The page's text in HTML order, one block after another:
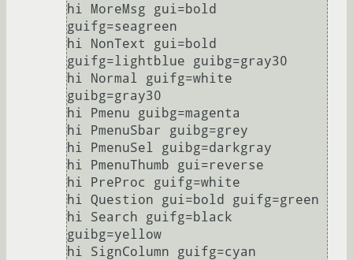
hi MoreMsg gui=bold
guifg=seagreen
hi NonText gui=bold
guifg=lightblue guibg=gray30
hi Normal guifg=white
guibg=gray30
hi Pmenu guibg=magenta
hi PmenuSbar guibg=grey
hi PmenuSel guibg=darkgray
hi PmenuThumb gui=reverse
hi PreProc guifg=white
hi Question gui=bold guifg=green
hi Search guifg=black
guibg=yellow
hi SignColumn guifg=cyan